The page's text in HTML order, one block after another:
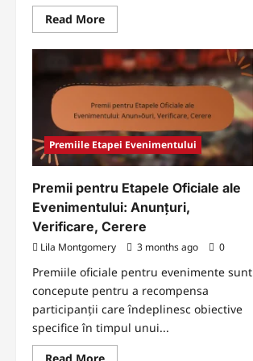
Read MoreRead
more
Bonusuri
de
Reîncărcare
Lunare:
regulate,
Cum
să
accesați,
Perspective
ale
Premiile Etapei Evenimentului
Premii pentru Etapele Oficiale ale
Evenimentului: Anunțuri,
Verificare, Cerere
Lila Montgomery 3 months ago 0
Premiile oficiale pentru evenimente sunt
concepute pentru a recompensa
participanții care îndeplinesc obiective
specifice în timpul unui...
Read MoreRead